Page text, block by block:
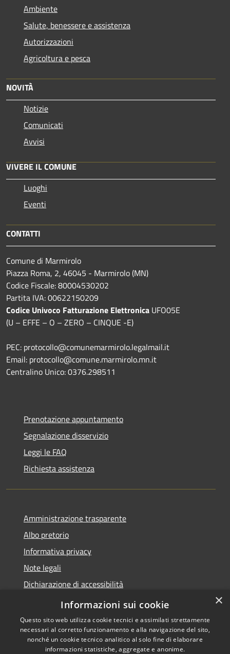
Ambiente
Salute, benessere e assistenza
Autorizzazioni
Agricoltura e pesca
NOVITÀ
Notizie
Comunicati
Avvisi
VIVERE IL COMUNE
Luoghi
Eventi
CONTATTI
Comune di Marmirolo
Piazza Roma, 2, 46045 - Marmirolo (MN)
Codice Fiscale: 80004530202
Partita IVA: 00622150209
Codice Univoco Fatturazione Elettronica UFO05E
(U – EFFE – O – ZERO – CINQUE -E)
PEC: protocollo@comunemarmirolo.legalmail.it
Email: protocollo@comune.marmirolo.mn.it
Centralino Unico: 0376.298511
Prenotazione appuntamento
Segnalazione disservizio
Leggi le FAQ
Richiesta assistenza
Amministrazione trasparente
Albo pretorio
Informativa privacy
Note legali
Dichiarazione di accessibilità
Obiettivi di accessibilità
×
Informazioni sui cookie
Questo sito web utilizza cookie tecnici e assimilati strettamente
necessari al corretto funzionamento e alla navigazione del sito,
nonché un cookie tecnico analitico al solo fine di elaborare
informazioni statistiche, aggregate e anonime.